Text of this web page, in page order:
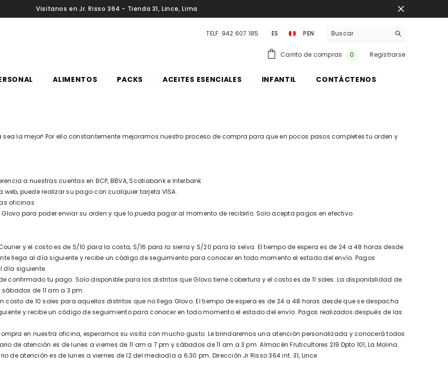
Visitanos en Jr. Risso 364 - Tienda 31, Lince, Lima
TELF. 942 607 185 ES
PEN
Carrito de compras
00
Registrarse
ALIMENTOS PACKS ACEITES ESENCIALES INFANTIL CONTÁCTENOS
la mejor! Por ello constantemente mejoramos nuestro proceso de compra para que en pocos pasos completes tu orden y
a nuestras cuentas en BCP, BBVA, Scotiabank e Interbank
puede realizar su pago con cualquier tarjeta VISA.
oficinas
para poder enviar su orden y que lo pueda pagar al momento de recibirlo. Solo acepta pagos en efectivo.
y el costo es de S/10 para la costa, S/16 para la sierra y S/20 para la selva. El tiempo de espera es de 24 a 48 horas desde
llega al día siguiente y recibe un código de seguimiento para conocer en todo momento el estado del envío. Pagos
día siguiente.
confirmado tu pago. Solo disponible para los distritos que Glovo tiene cobertura y el costo es de 11 soles. La disponibilidad de
de 11 am a 3 pm.
costo de 10 soles para aquellos distritos que no llega Glovo. El tiempo de espera es de 24 a 48 horas desde que se despacha
y recibe un código de seguimiento para conocer en todo momento el estado del envío. Pagos realizados después de las
en nuestra oficina, esperamos su visita con mucho gusto. Le brindaremos una atención personalizada y conocerá todos
de atención es de lunes a viernes de 11 am a 7 pm y sábados de 11 am a 3 pm. Almacén Fruticultores 219 Dpto 101, La Molina.
de atención es de lunes a viernes de 12 del mediodía a 6;30 pm. Dirección Jr Risso 364 int. 31, Lince